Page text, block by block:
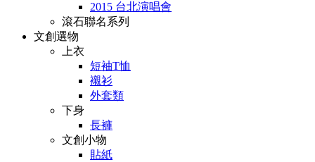
2015 台北演唱會
滾石聯名系列
文創選物
上衣
短袖T恤
襯衫
外套類
下身
長褲
文創小物
貼紙